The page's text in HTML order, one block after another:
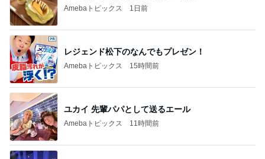
Amebaトピックス 1日前
レジェンド松下のなんでもプレゼン！
Amebaトピックス 15時間前
ユカイ 先輩パパとして送るエール
Amebaトピックス 11時間前